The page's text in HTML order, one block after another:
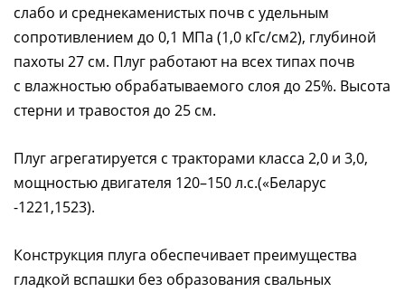
слабо и среднекаменистых почв с удельным
сопротивлением до 0,1 МПа (1,0 кГс/см2), глубиной
пахоты 27 см. Плуг работают на всех типах почв
с влажностью обрабатываемого слоя до 25%. Высота
стерни и травостоя до 25 см.
Плуг агрегатируется с тракторами класса 2,0 и 3,0,
мощностью двигателя 120–150 л.с.(«Беларус
-1221,1523).
Конструкция плуга обеспечивает преимущества
гладкой вспашки без образования свальных